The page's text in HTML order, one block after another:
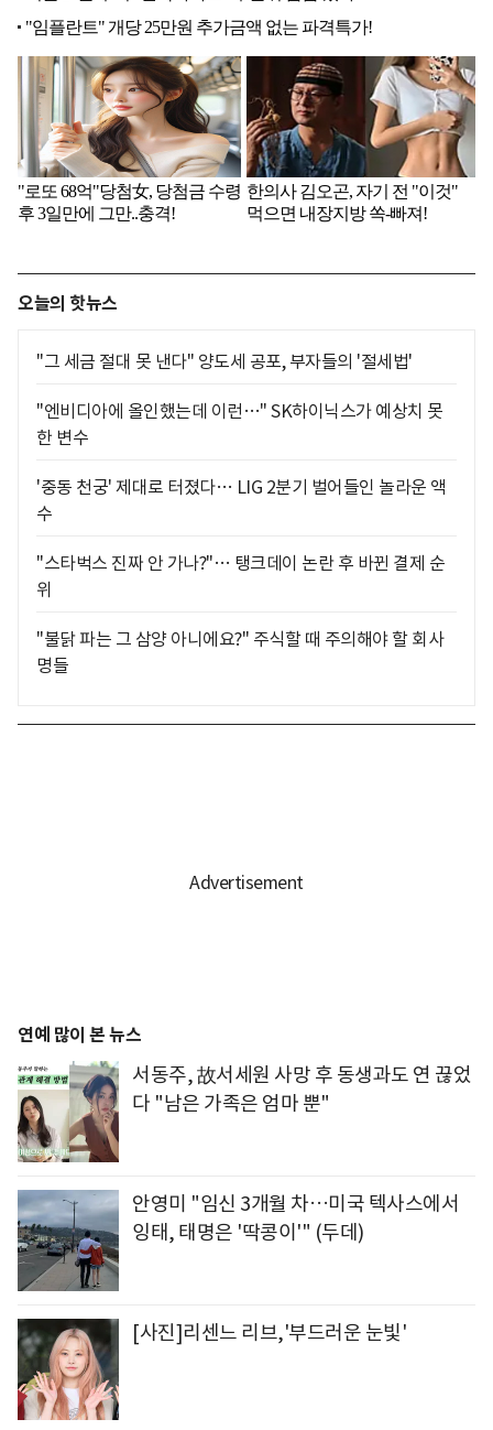
오늘의 핫뉴스
"그 세금 절대 못 낸다" 양도세 공포, 부자들의 '절세법'
"엔비디아에 올인했는데 이런…" SK하이닉스가 예상치 못
한 변수
'중동 천궁' 제대로 터졌다… LIG 2분기 벌어들인 놀라운 액
수
"스타벅스 진짜 안 가나?"… 탱크데이 논란 후 바뀐 결제 순
위
"불닭 파는 그 삼양 아니에요?" 주식할 때 주의해야 할 회사
명들
연예 많이 본 뉴스
서동주, 故서세원 사망 후 동생과도 연 끊었
다 "남은 가족은 엄마 뿐"
안영미 "임신 3개월 차…미국 텍사스에서
잉태, 태명은 '딱콩이'" (두데)
[사진]리센느 리브,'부드러운 눈빛'